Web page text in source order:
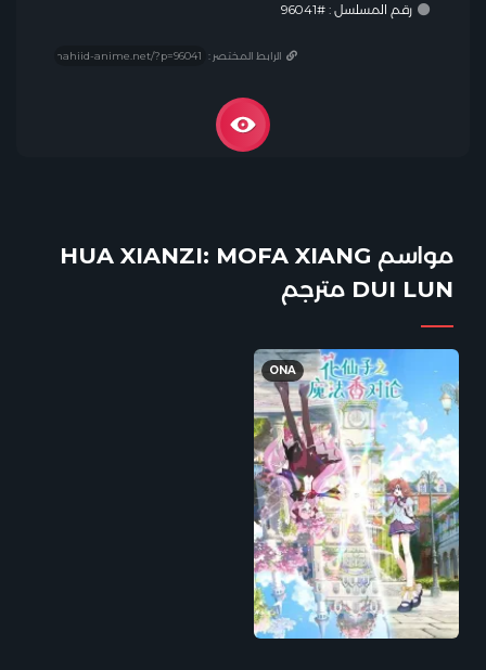
رقم المسلسل : #96041
الرابط المختصر :
مواسم HUA XIANZI: MOFA XIANG
DUI LUN مترجم
ONA